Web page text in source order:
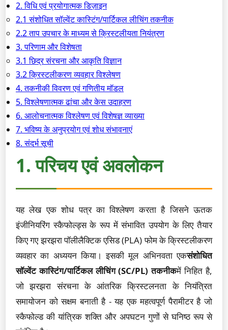
2. विधि एवं प्रयोगात्मक डिज़ाइन
2.1 संशोधित सॉल्वेंट कास्टिंग/पार्टिकल लीचिंग तकनीक
2.2 ताप उपचार के माध्यम से क्रिस्टलीयता नियंत्रण
3. परिणाम और विशेषता
3.1 छिद्र संरचना और आकृति विज्ञान
3.2 क्रिस्टलीकरण व्यवहार विश्लेषण
4. तकनीकी विवरण एवं गणितीय मॉडल
5. विश्लेषणात्मक ढांचा और केस उदाहरण
6. आलोचनात्मक विश्लेषण एवं विशेषज्ञ व्याख्या
7. भविष्य के अनुप्रयोग एवं शोध संभावनाएं
8. संदर्भ सूची
1. परिचय एवं अवलोकन
यह लेख एक शोध पत्र का विश्लेषण करता है जिसने ऊतक
इंजीनियरिंग स्कैफोल्ड्स के रूप में संभावित उपयोग के लिए तैयार
किए गए झरझरा पॉलीलैक्टिक एसिड (PLA) फोम के क्रिस्टलीकरण
व्यवहार का अध्ययन किया। इसकी मूल अभिनवता एकसंशोधित
सॉल्वेंट कास्टिंग/पार्टिकल लीचिंग (SC/PL) तकनीकमें निहित है,
जो झरझरा संरचना के आंतरिक क्रिस्टलनता के नियंत्रित
समायोजन को सक्षम बनाती है - यह एक महत्वपूर्ण पैरामीटर है जो
स्कैफोल्ड की यांत्रिक शक्ति और अपघटन गुणों से घनिष्ठ रूप से